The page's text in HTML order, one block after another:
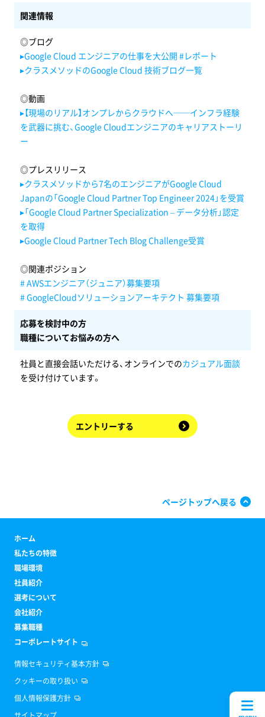
関連情報
◎ブログ
▸Google Cloud エンジニアの仕事を大公開 #レポート
▸クラスメソッドのGoogle Cloud 技術ブログ一覧
◎動画
▸【現場のリアル】オンプレからクラウドへ──インフラ経験
を武器に挑む、Google Cloudエンジニアのキャリアストーリ
ー
◎プレスリリース
▸クラスメソッドから7名のエンジニアがGoogle Cloud
Japanの「Google Cloud Partner Top Engineer 2024」を受賞
▸「Google Cloud Partner Specialization – データ分析」認定
を取得
▸Google Cloud Partner Tech Blog Challenge受賞
◎関連ポジション
# AWSエンジニア（ジュニア）募集要項
# GoogleCloudソリューションアーキテクト 募集要項
応募を検討中の方
職種についてお悩みの方へ
社員と直接会話いただける、オンラインでのカジュアル面談
を受け付けています。
エントリーする
ページトップへ戻る
ホーム
私たちの特徴
職場環境
社員紹介
選考について
会社紹介
募集職種
コーポレートサイト
情報セキュリティ基本方針
クッキーの取り扱い
個人情報保護方針